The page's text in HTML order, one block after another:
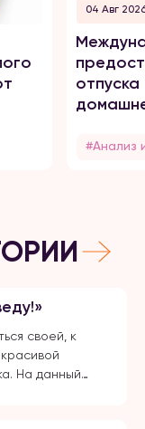
04 Авг
#Анализ
своей, к
На данный